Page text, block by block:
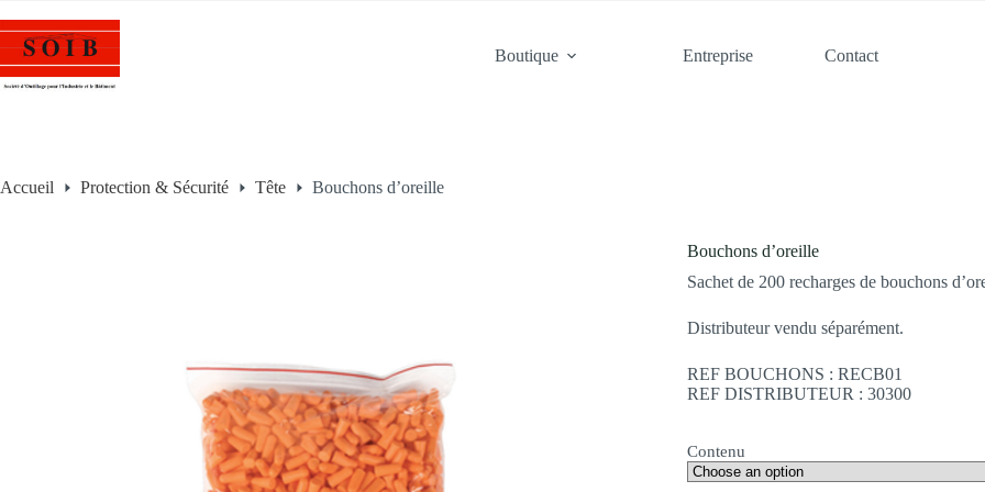
Boutique Entreprise Contact
Accueil Protection & Sécurité Tête Bouchons d’oreille
Bouchons d’oreille
Sachet de 200 recharges de bouchons
Distributeur vendu séparément.
REF BOUCHONS : RECB01
REF DISTRIBUTEUR : 30300
Contenu